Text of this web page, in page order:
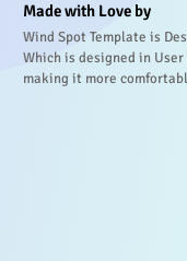
Made with Love by
Wind Spot Template is
Which is designed in
making it more